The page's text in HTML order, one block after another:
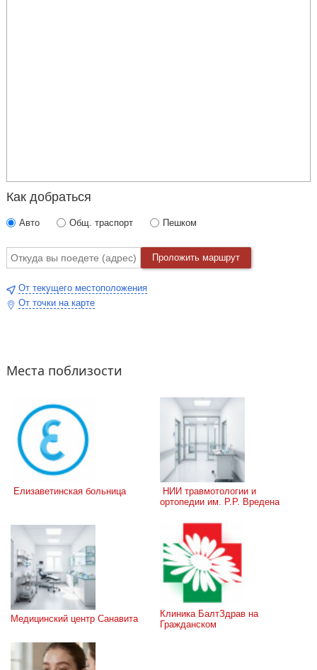
Как добраться
Авто Общ. траспорт Пешком
Проложить маршрут
От текущего местоположения
От точки на карте
Места поблизости
Елизаветинская больница
ортопедии им. Р.Р. Вредена
Медицинский центр Санавита
Клиника БалтЗдрав на
Гражданском